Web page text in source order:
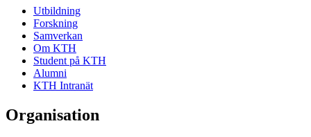
Utbildning
Forskning
Samverkan
Om KTH
Student på KTH
Alumni
KTH Intranät
Organisation